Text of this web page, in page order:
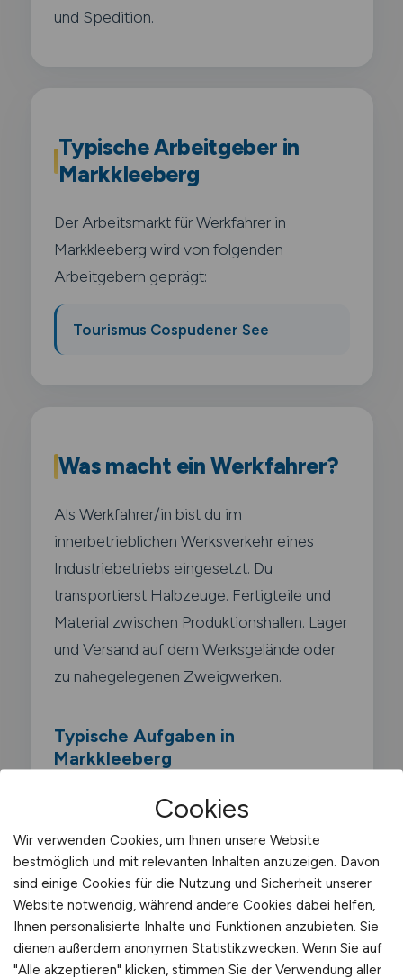
und Spedition.
Typische Arbeitgeber in
Markkleeberg
Der Arbeitsmarkt für Werkfahrer in
Markkleeberg wird von folgenden
Arbeitgebern geprägt:
Tourismus Cospudener See
Was macht ein Werkfahrer?
Als Werkfahrer/in bist du im
innerbetrieblichen Werksverkehr eines
Industriebetriebs eingesetzt. Du
transportierst Halbzeuge. Fertigteile und
Material zwischen Produktionshallen. Lager
und Versand auf dem Werksgelände oder
zu nahegelegenen Zweigwerken.
Typische Aufgaben in
Markkleeberg
Innerbetrieblicher Transport von
Material und Teilen
Bedienung von LKW.
Zugmaschinen und
Wechselbrücken
Cookies
Wir verwenden Cookies, um Ihnen unsere Website
bestmöglich und mit relevanten Inhalten anzuzeigen. Davon
sind einige Cookies für die Nutzung und Sicherheit unserer
Website notwendig, während andere Cookies dabei helfen,
Ihnen personalisierte Inhalte und Funktionen anzubieten. Sie
dienen außerdem anonymen Statistikzwecken. Wenn Sie auf
"Alle akzeptieren" klicken, stimmen Sie der Verwendung aller